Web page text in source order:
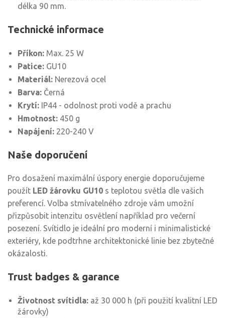
délka 90 mm.
Technické informace
Příkon: Max. 25 W
Patice: GU10
Materiál: Nerezová ocel
Barva: Černá
Krytí: IP44 - odolnost proti vodě a prachu
Hmotnost: 450 g
Napájení: 220-240 V
Naše doporučení
Pro dosažení maximální úspory energie doporučujeme
použít LED žárovku GU10 s teplotou světla dle vašich
preferencí. Volba stmívatelného zdroje vám umožní
přizpůsobit intenzitu osvětlení například pro večerní
posezení. Svítidlo je ideální pro moderní i minimalistické
exteriéry, kde podtrhne architektonické linie bez zbytečné
okázalosti.
Trust badges & garance
Životnost svítidla: až 30 000 h (při použití kvalitní LED
žárovky)